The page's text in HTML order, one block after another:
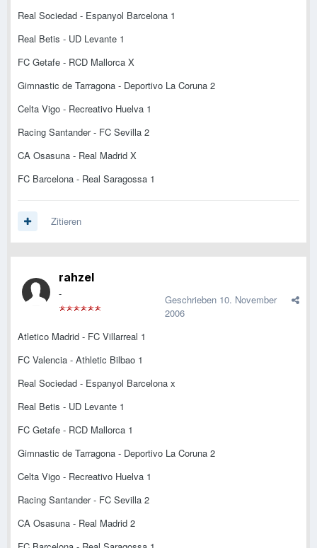
Real Sociedad - Espanyol Barcelona 1
Real Betis - UD Levante 1
FC Getafe - RCD Mallorca X
Gimnastic de Tarragona - Deportivo La Coruna 2
Celta Vigo - Recreativo Huelva 1
Racing Santander - FC Sevilla 2
CA Osasuna - Real Madrid X
FC Barcelona - Real Saragossa 1
Zitieren
rahzel
- Geschrieben 10. November
2006
Atletico Madrid - FC Villarreal 1
FC Valencia - Athletic Bilbao 1
Real Sociedad - Espanyol Barcelona x
Real Betis - UD Levante 1
FC Getafe - RCD Mallorca 1
Gimnastic de Tarragona - Deportivo La Coruna 2
Celta Vigo - Recreativo Huelva 1
Racing Santander - FC Sevilla 2
CA Osasuna - Real Madrid 2